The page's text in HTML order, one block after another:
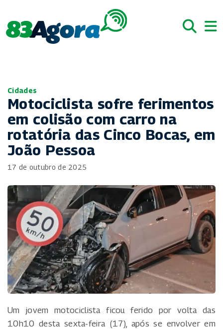
Cidades
Motociclista sofre ferimentos
em colisão com carro na
rotatória das Cinco Bocas, em
João Pessoa
17 de outubro de 2025
Um jovem motociclista ficou ferido por volta das
10h10 desta sexta-feira (17), após se envolver em